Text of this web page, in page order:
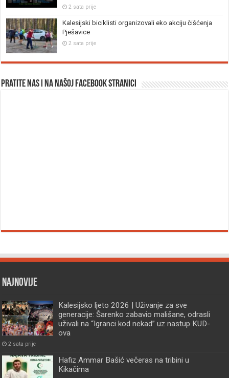
2 sata prije
Kalesijski biciklisti organizovali eko akciju čišćenja
Pješavice
2 sata prije
Pratite nas i na našoj facebook stranici
Najnovije
Kalesijsko ljeto 2026 | Uživanje za sve
generacije: Šarenko zabavio mališane, odrasli
uživali na “Igranci kod nekad” uz nastup KUD-
ova
2 sata prije
Hafiz Ammar Bašić večeras na tribini u
Kikačima